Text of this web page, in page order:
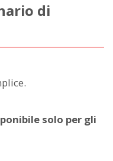
di
solo per gli